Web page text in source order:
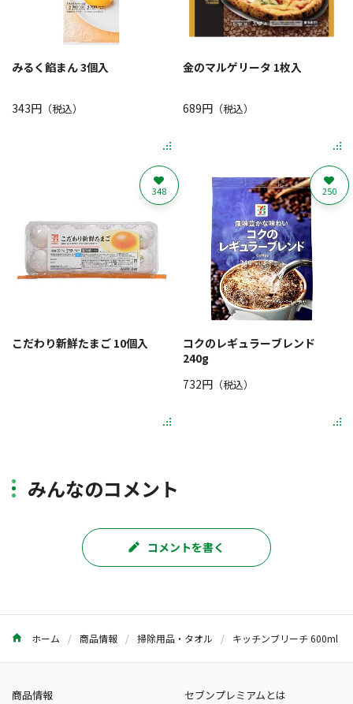
みるく餡まん 3個入
343円 （税込）
金のマルゲリータ 1枚入
689円（税込）
こだわり新鮮たまご 10個入
348
コクのレギュラーブレンド
240g
732円（税込）
250
みんなのコメント
コメントを書く
ホーム 商品情報 掃除用品・タオル キッチンブリーチ 600ml
商品情報 セブンプレミアムとは